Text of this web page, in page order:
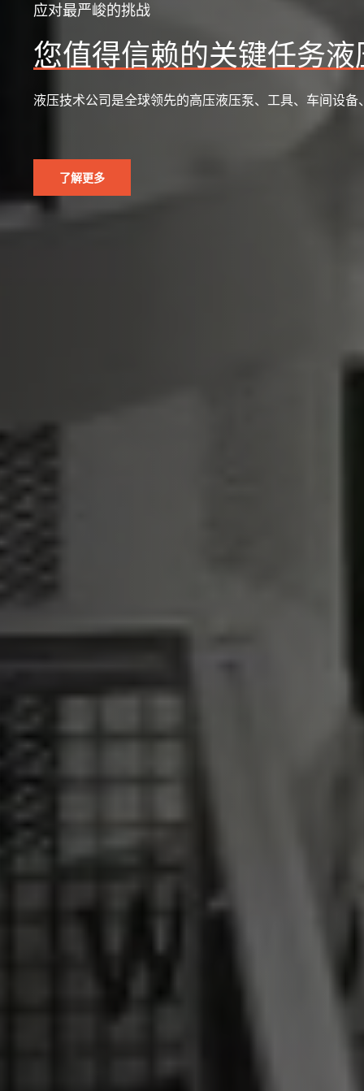
应对最严峻的挑战
提高基础设施部门的效
在道路、桥梁和港口等基础设施项目中，安全可靠的工具
了解更多